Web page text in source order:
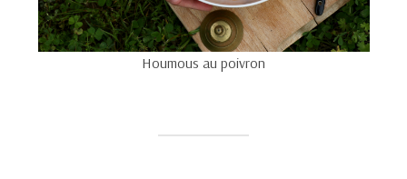
Houmous au poivron